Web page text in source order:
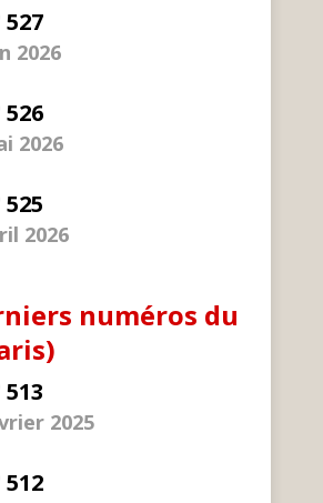
527
2026
526
2026
525
2026
numéros du
513
2025
512